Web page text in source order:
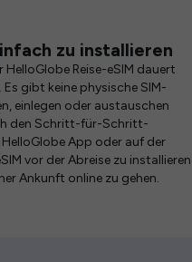
zu installieren
HelloGlobe Reise-eSIM dauert
gibt keine physische SIM-
einlegen oder austauschen
den Schritt-für-Schritt-
App oder auf der
vor der Abreise zu installieren
Ankunft online zu gehen.